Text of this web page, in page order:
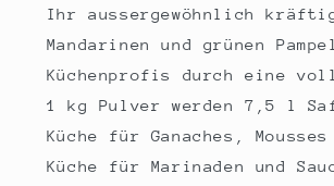
Ihr aussergewöhnlich
Mandarinen und grünen
Küchenprofis durch eine
1 kg Pulver werden 7,5 l
Küche für Ganaches,
Küche für Marinaden und